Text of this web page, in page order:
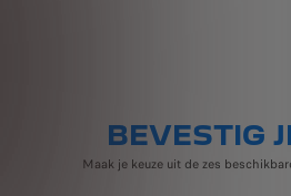
BEVESTIG
Maak je keuze uit de zes